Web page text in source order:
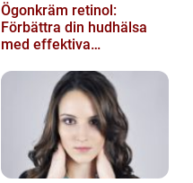
Ögonkräm retinol:
Förbättra din hudhälsa
med effektiva